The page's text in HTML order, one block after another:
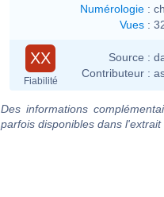
Numérologie :
Vues :
XX
Fiabilité
Source :
Contributeur :
Des informations
parfois disponibles dans l'extrait